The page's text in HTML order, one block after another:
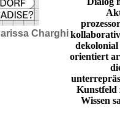
Charghi
orientiert
Kunstfeld
Wissen